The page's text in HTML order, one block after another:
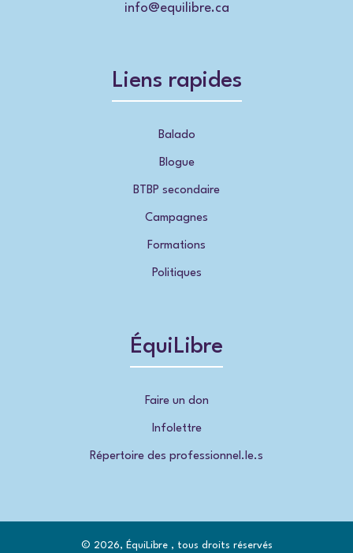
info@equilibre.ca
Liens rapides
Balado
Blogue
BTBP secondaire
Campagnes
Formations
Politiques
ÉquiLibre
Faire un don
Infolettre
Répertoire des professionnel.le.s
© 2026, ÉquiLibre , tous droits réservés